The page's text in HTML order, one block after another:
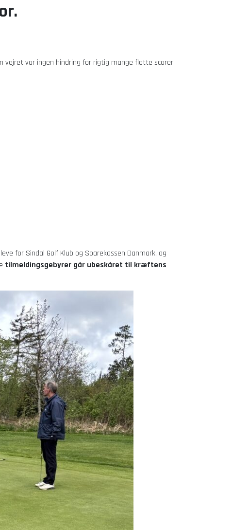
var ingen hindring for rigtig mange flotte scorer.
for Sindal Golf Klub og Sparekassen Danmark, og
tilmeldingsgebyrer går ubeskåret til kræftens